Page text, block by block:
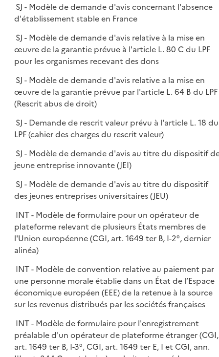
SJ - Modèle de demande d'avis concernant l'absence
d'établissement stable en France
SJ - Modèle de demande d'avis relative à la mise en
œuvre de la garantie prévue à l'article L. 80 C du LPF
pour les organismes recevant des dons
SJ - Modèle de demande d'avis relative a la mise en
œuvre de la garantie prévue par l'article L. 64 B du LPF
(Rescrit abus de droit)
SJ - Demande de rescrit valeur prévu à l'article L. 18 du
LPF (cahier des charges du rescrit valeur)
SJ - Modèle de demande d'avis au titre du dispositif
jeune entreprise innovante (JEI)
SJ - Modèle de demande d'avis au titre du dispositif
des jeunes entreprises universitaires (JEU)
INT - Modèle de formulaire pour un opérateur de
plateforme relevant de plusieurs États membres de
l'Union européenne (CGI, art. 1649 ter B, I-2°, dernier
alinéa)
INT - Modèle de convention relative au paiement par
une personne morale établie dans un État de l’Espace
économique européen (EEE) de la retenue à la source
sur les revenus distribués par les sociétés françaises
INT - Modèle de formulaire pour l'enregistrement
préalable d'un opérateur de plateforme étranger (CGI,
art. 1649 ter B, I-3°, CGI, art. 1649 ter E, I et CGI, ann.